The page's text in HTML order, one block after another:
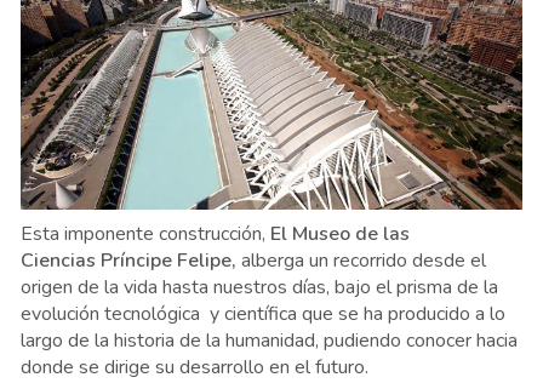
Esta imponente construcción, El Museo de las
Ciencias Príncipe Felipe, alberga un recorrido desde el
origen de la vida hasta nuestros días, bajo el prisma de la
evolución tecnológica y científica que se ha producido a lo
largo de la historia de la humanidad, pudiendo conocer hacia
donde se dirige su desarrollo en el futuro.